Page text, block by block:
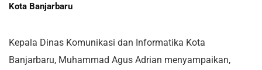
Kota Banjarbaru
Kepala Dinas Komunikasi dan Informatika Kota
Banjarbaru, Muhammad Agus Adrian menyampaikan,